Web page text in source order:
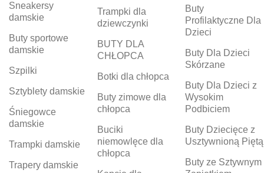
Sneakersy
damskie
Buty sportowe
damskie
Szpilki
Sztyblety damskie
Śniegowce
damskie
Trampki damskie
Trapery damskie
Trampki dla
dziewczynki
BUTY DLA
CHŁOPCA
Botki dla chłopca
Buty zimowe dla
chłopca
Buciki
niemowlęce dla
chłopca
Buty
Profilaktyczne Dla
Dzieci
Buty Dla Dzieci
Skórzane
Buty Dla Dzieci z
Wysokim
Podbiciem
Buty Dziecięce z
Usztywnioną Piętą
Buty ze Sztywnym